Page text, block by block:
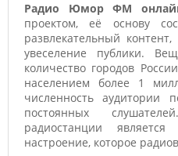
Радио Юмор ФМ
проектом, её основу
развлекательный
увеселение публики.
количество городов
населением более 1
численность аудитории
постоянных
радиостанции
настроение, которое